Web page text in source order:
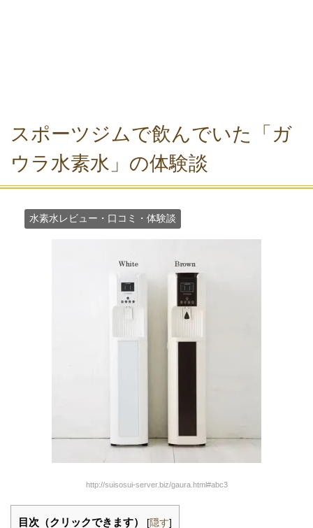
スポーツジムで飲んでいた「ガ
ウラ水素水」の体験談
水素水レビュー・口コミ・体験談
http://suisosui-server.biz/gaura.html#abc3
目次（クリックできます） [隠す]